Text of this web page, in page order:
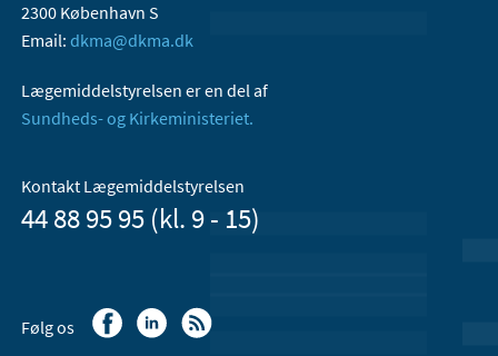
2300 København S
Email: dkma@dkma.dk
Lægemiddelstyrelsen er en del af
Sundheds- og Kirkeministeriet.
Kontakt Lægemiddelstyrelsen
44 88 95 95 (kl. 9 - 15)
Følg os